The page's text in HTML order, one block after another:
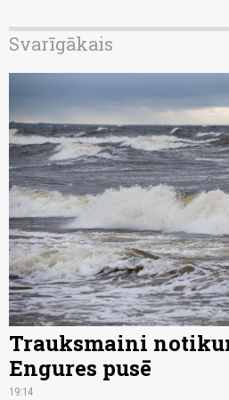
Svarīgākais
Trauksmaini
Engures pusē
19:14